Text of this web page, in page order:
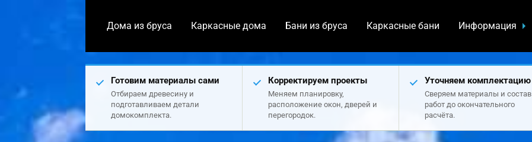
Дома из бруса Каркасные дома Бани из бруса Каркасные бани Информация
Готовим материалы сами
Отбираем древесину и
подготавливаем детали
домокомплекта.
Корректируем проекты
Меняем планировку,
расположение окон, дверей и
перегородок.
Уточняем комплектацию
Сверяем материалы и состав
работ до окончательного
расчёта.